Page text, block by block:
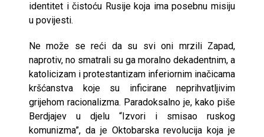
identitet i čistoću Rusije koja ima posebnu misiju
u povijesti.
Ne može se reći da su svi oni mrzili Zapad,
naprotiv, no smatrali su ga moralno dekadentnim, a
katolicizam i protestantizam inferiornim inačicama
kršćanstva koje su inficirane neprihvatljivim
grijehom racionalizma. Paradoksalno je, kako piše
Berdjajev u djelu “Izvori i smisao ruskog
komunizma”, da je Oktobarska revolucija koja je